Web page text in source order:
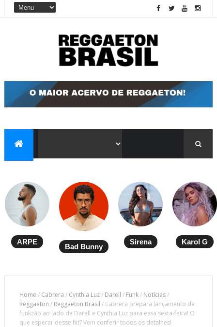
ARPE
Bad Bunny
Sirena Karol G
Home / Cabrera / Cynthia Luz/ Darell / Funk/ Notícias/
Reggaeton / Reggaeton Brasil / Cabrera prepara lançamento de
funkzão ao lado de Darell e Cynthia Luz para essa sexta-feira! O
que esperar desse hit? Vem conferir todos os detalhes!